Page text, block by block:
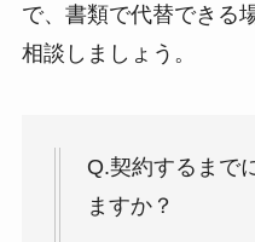
で、書類で代替できる
相談しましょう。
Q.契約するまで
ますか？